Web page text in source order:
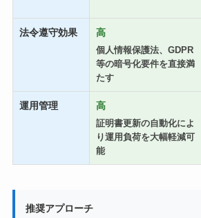
法令遵守効果 高
個人情報保護法、GDPR
等の暗号化要件を直接満
たす
運用管理 高
証明書更新の自動化によ
り運用負荷を大幅軽減可
能
推奨アプローチ